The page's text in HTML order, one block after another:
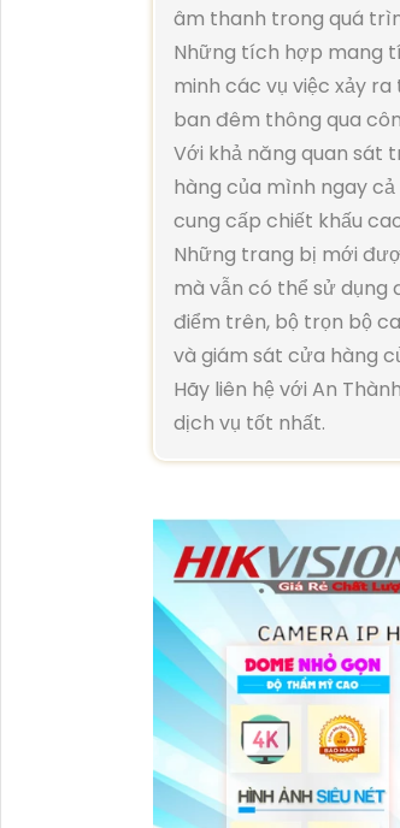
âm thanh trong quá
Những tích hợp mang
minh các vụ việc xảy
ban đêm thông qua
Với khả năng quan sát
hàng của mình ngay
cung cấp chiết khấu
Những trang bị mới
mà vẫn có thể sử
điểm trên, bộ trọn bộ
và giám sát cửa hàng
Hãy liên hệ với An
dịch vụ tốt nhất.